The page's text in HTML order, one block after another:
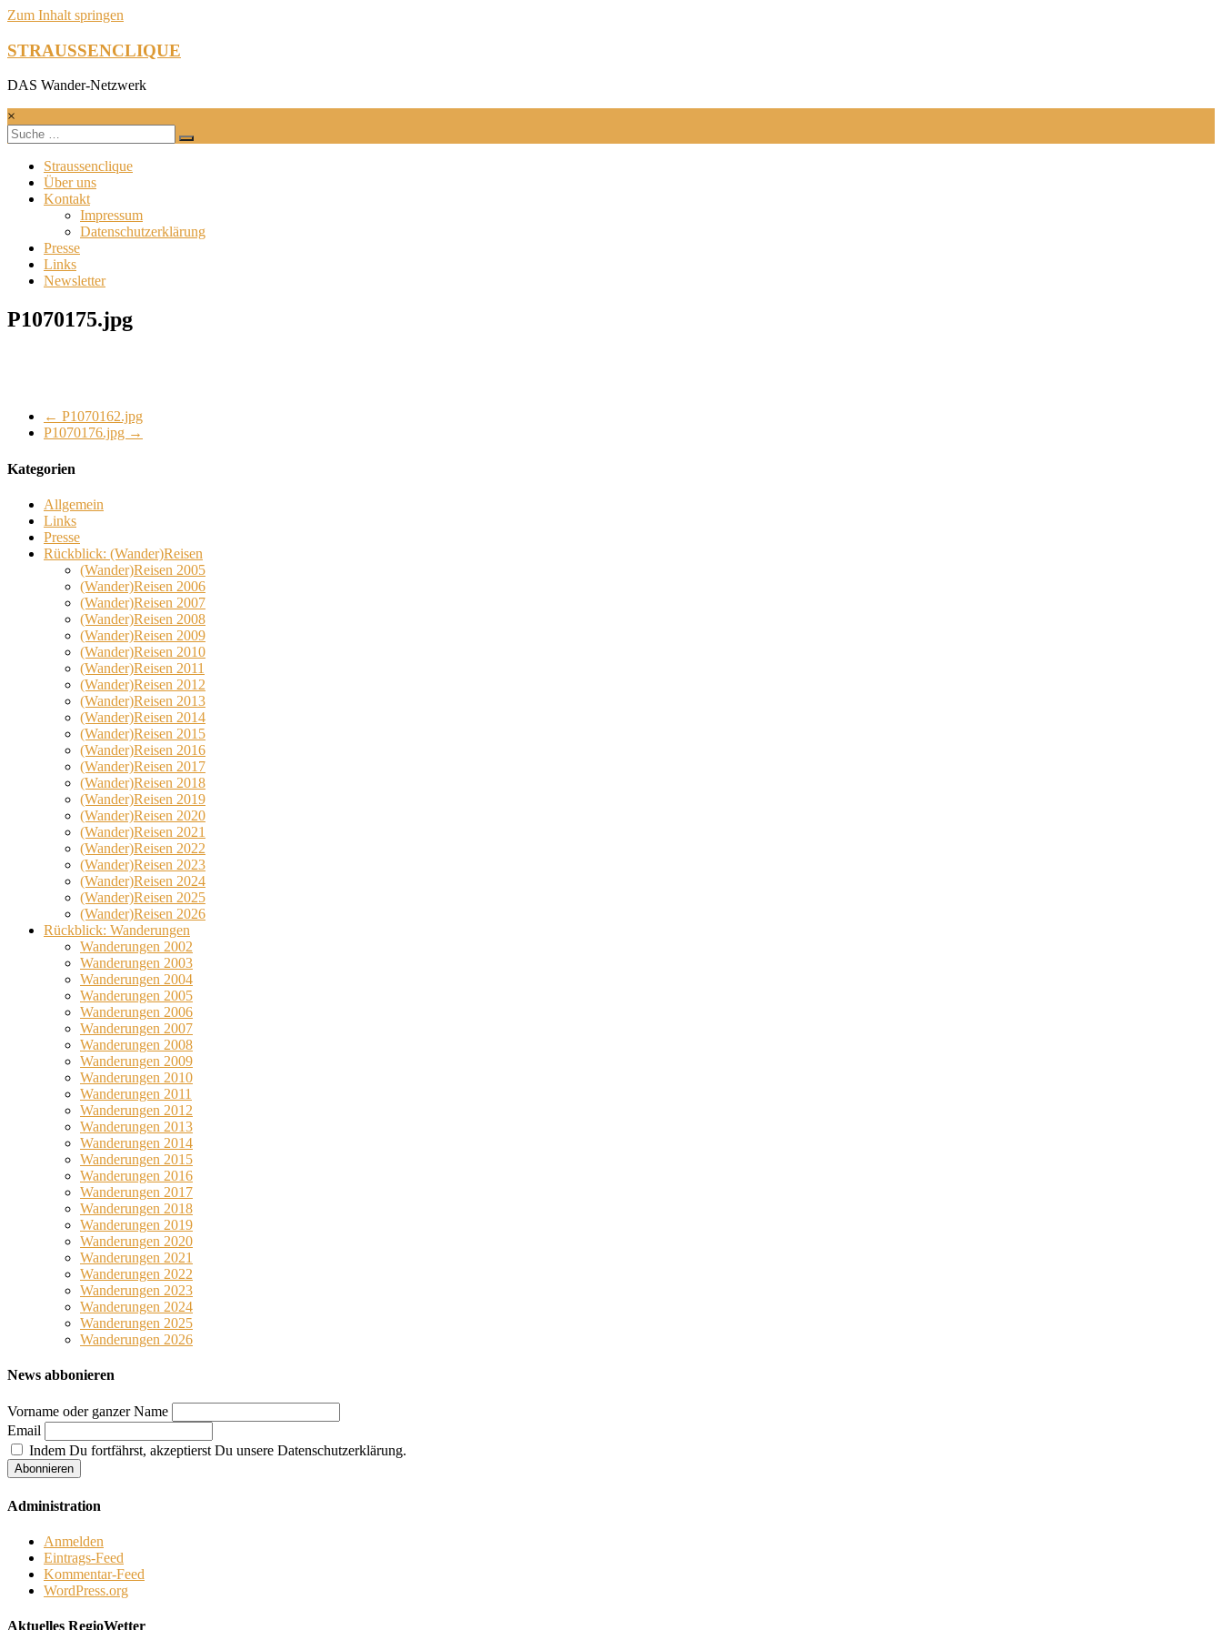
Zum Inhalt springen
STRAUSSENCLIQUE
DAS Wander-Netzwerk
×
Straussenclique
Über uns
Kontakt
Impressum
Datenschutzerklärung
Presse
Links
Newsletter
P1070175.jpg
← P1070162.jpg
P1070176.jpg →
Kategorien
Allgemein
Links
Presse
Rückblick: (Wander)Reisen
(Wander)Reisen 2005
(Wander)Reisen 2006
(Wander)Reisen 2007
(Wander)Reisen 2008
(Wander)Reisen 2009
(Wander)Reisen 2010
(Wander)Reisen 2011
(Wander)Reisen 2012
(Wander)Reisen 2013
(Wander)Reisen 2014
(Wander)Reisen 2015
(Wander)Reisen 2016
(Wander)Reisen 2017
(Wander)Reisen 2018
(Wander)Reisen 2019
(Wander)Reisen 2020
(Wander)Reisen 2021
(Wander)Reisen 2022
(Wander)Reisen 2023
(Wander)Reisen 2024
(Wander)Reisen 2025
(Wander)Reisen 2026
Rückblick: Wanderungen
Wanderungen 2002
Wanderungen 2003
Wanderungen 2004
Wanderungen 2005
Wanderungen 2006
Wanderungen 2007
Wanderungen 2008
Wanderungen 2009
Wanderungen 2010
Wanderungen 2011
Wanderungen 2012
Wanderungen 2013
Wanderungen 2014
Wanderungen 2015
Wanderungen 2016
Wanderungen 2017
Wanderungen 2018
Wanderungen 2019
Wanderungen 2020
Wanderungen 2021
Wanderungen 2022
Wanderungen 2023
Wanderungen 2024
Wanderungen 2025
Wanderungen 2026
News abbonieren
Vorname oder ganzer Name
Email
Indem Du fortfährst, akzeptierst Du unsere Datenschutzerklärung.
Administration
Anmelden
Eintrags-Feed
Kommentar-Feed
WordPress.org
Aktuelles RegioWetter